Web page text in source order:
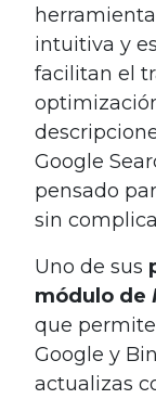
intuitiva y
facilitan el
Google
pensado
sin
Uno de sus
módulo de
que
Google y
actualizas